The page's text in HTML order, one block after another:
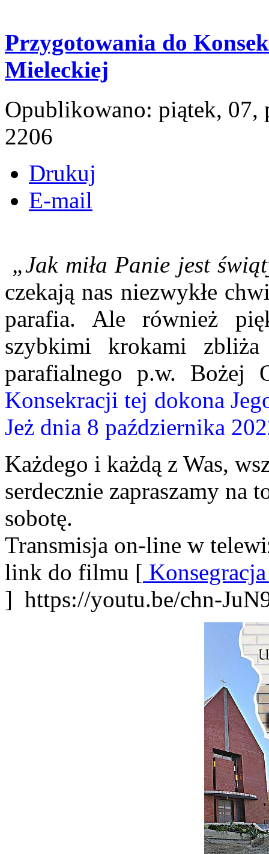
Przygotowania do
Mieleckiej
Opublikowano: piątek,
2206
Drukuj
E-mail
„Jak miła Panie jest
czekają nas niezwykłe
parafia. Ale również
szybkimi krokami zbliża
parafialnego p.w. Bożej
Konsekracji tej dokona
Jeż dnia 8 października
Każdego i każdą z Was,
serdecznie zapraszamy
sobotę.
Transmisja on-line w
link do filmu [
] https://youtu.be/chn-